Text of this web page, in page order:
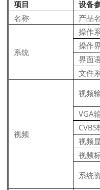
项目
设备
名称
产品
系统
操作
操作
界面
文件
视频
视频
VGA
CVBS
视频
视频
系统